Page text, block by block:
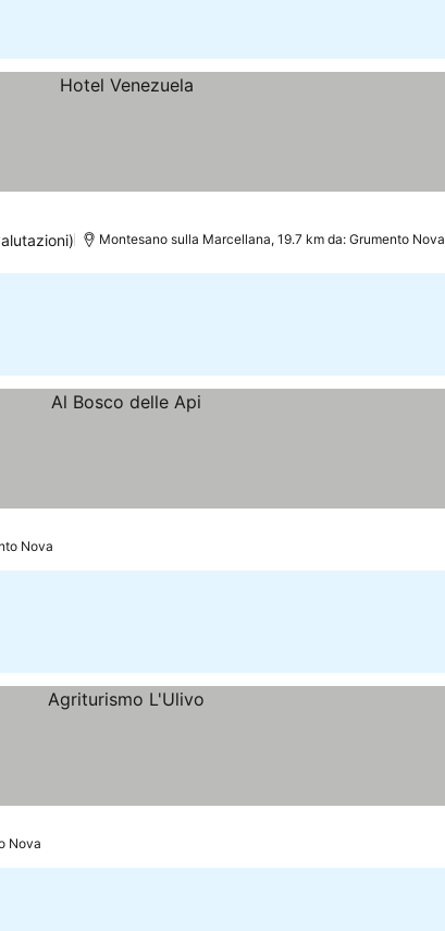
Montesano sulla Marcellana, 19.7 km da: Grumento Nova
Nova
Nova